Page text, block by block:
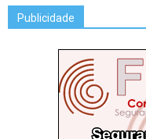
Publicidade